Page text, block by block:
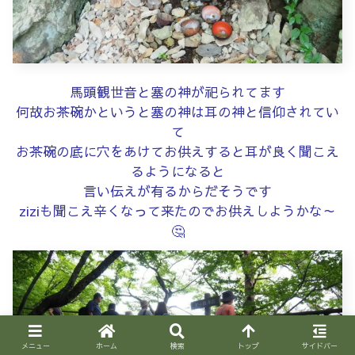
馬頭観世音と塞の神が祀られてます
何故お茶碗かというと塞の神は耳の神と信仰されてい
て
お茶碗の底に穴をあけてお供えすると耳が良く聞こえ
るようになると
言い伝えが有るからだそうです
ziziも聞こえ辛くなって来たのでお供えしようかな～
🤔
メニュー ホーム 検索 トップ サイドバー